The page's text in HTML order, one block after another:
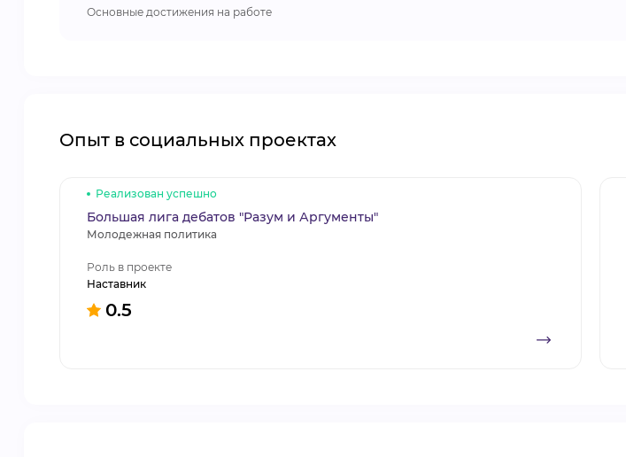
Основные достижения на работе
Опыт в социальных проектах
Реализован успешно
Большая лига дебатов "Разум и Аргументы"
Молодежная политика
Роль в проекте
Наставник
0.5